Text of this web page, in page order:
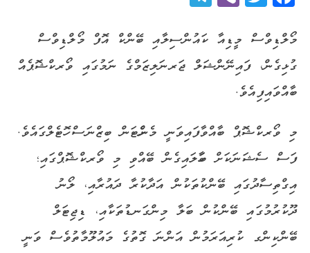
މޯލްޑިވްސް މީޑިއާ ކައުންސިލާއި ބޭންކް އޮފް މޯލްޑިވްސް
ގުޅިގެން، ފައިނޭންޝަލް ޖަރނަލިޒަމްގެ ނަމުގައި ވޯރކްޝޮޕެއް
ބާއްވައިފިއެވެ.
މި ވޯރކްޝޮޕް ބާއްވާފައިވަނީ މެންހެޓަން ބިޒްނަސް ހޮޓެލްގައެވެ.
ފަސް ސެޝަނަކަށް ބަހާލައިގެން ބޭއްވި މި ވޯރކްޝޮޕްގައި؛
އިގްތިސާދުގައި ބޭންކުތަކުން އަދާކުރާ ދައުރާއި، ލޯނު
ދޫކުރުމުގައި ބޭންކުން ބަލާ މިންގަނޑުތަކާއި، ޑިޖިޓަލް
ބޭންކިންގ ކުރިއަރަމުން އަންނަ ގޮތުގެ މައުލޫމާތުވެސް ވަނީ